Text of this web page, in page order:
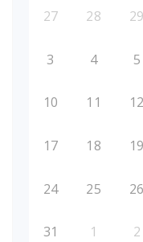
27 28 29
3 4 5
10 11 12
17 18 19
24 25 26
31 1 2